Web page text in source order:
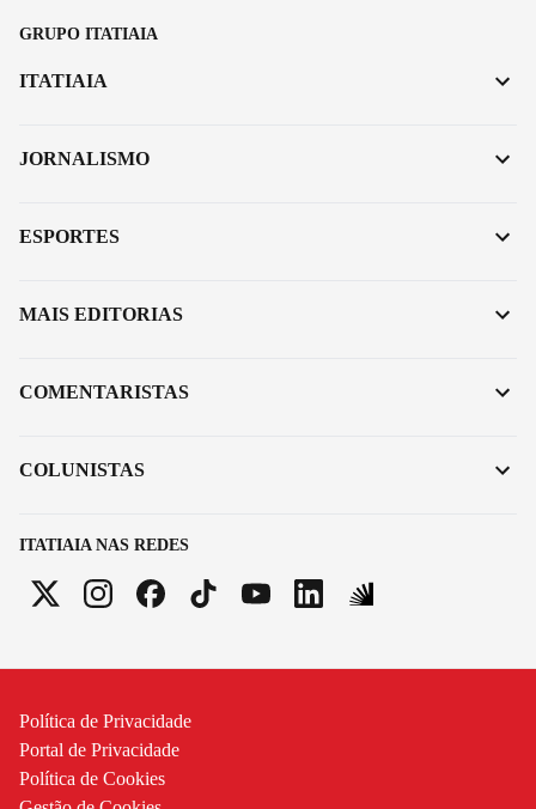
GRUPO ITATIAIA
ITATIAIA NAS REDES
ITATIAIA
JORNALISMO
ESPORTES
MAIS EDITORIAS
COMENTARISTAS
COLUNISTAS
Política de Privacidade
Portal de Privacidade
Política de Cookies